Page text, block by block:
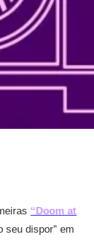
“Doom at
seu dispor” em